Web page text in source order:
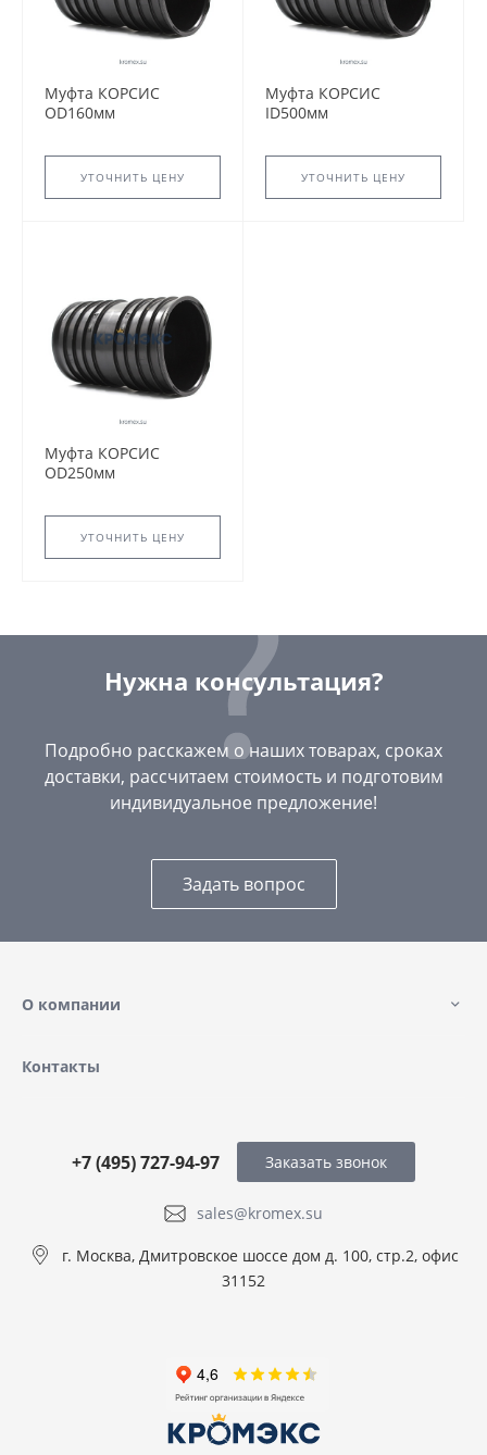
Муфта КОРСИС
OD160мм
УТОЧНИТЬ ЦЕНУ
Муфта КОРСИС
ID500мм
УТОЧНИТЬ ЦЕНУ
Муфта КОРСИС
OD250мм
УТОЧНИТЬ ЦЕНУ
Нужна консультация?
Подробно расскажем о наших товарах, сроках
доставки, рассчитаем стоимость и подготовим
индивидуальное предложение!
Задать вопрос
О компании
Контакты
sales@kromex.su
+7 (495) 727-94-97
г. Москва, Дмитровское шоссе дом д. 100, стр.2, офис
31152
Заказать звонок